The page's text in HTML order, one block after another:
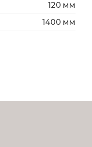
120 мм
1400 мм